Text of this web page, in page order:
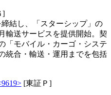
]
締結し、「スターシップ」の
輸送サービスを提供開始。契
「モバイル・カーゴ・システ
統合・輸送・運用までを包括
[東証Ｐ]